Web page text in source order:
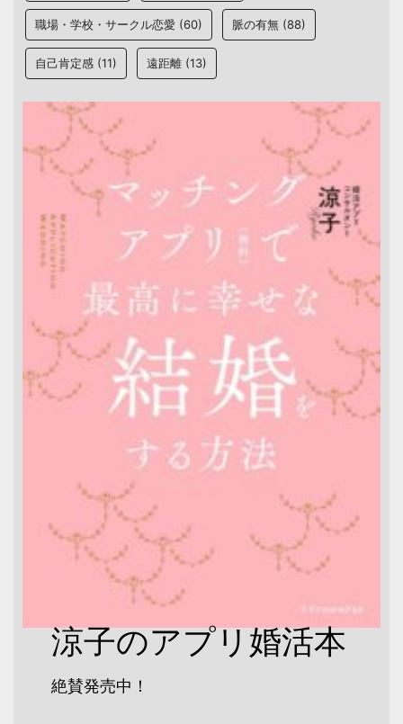
職場・学校・サークル恋愛 (60) 脈の有無 (88)
自己肯定感 (11) 遠距離 (13)
涼子のアプリ婚活本
絶賛発売中！